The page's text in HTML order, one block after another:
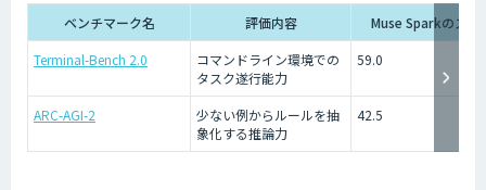
ベンチマーク名 評価内容
Muse Sparkのスコ
Terminal-Bench 2.0
コマンドライン環境での
タスク遂行能力
59.0
ARC-AGI-2
少ない例からルールを抽
象化する推論力
42.5